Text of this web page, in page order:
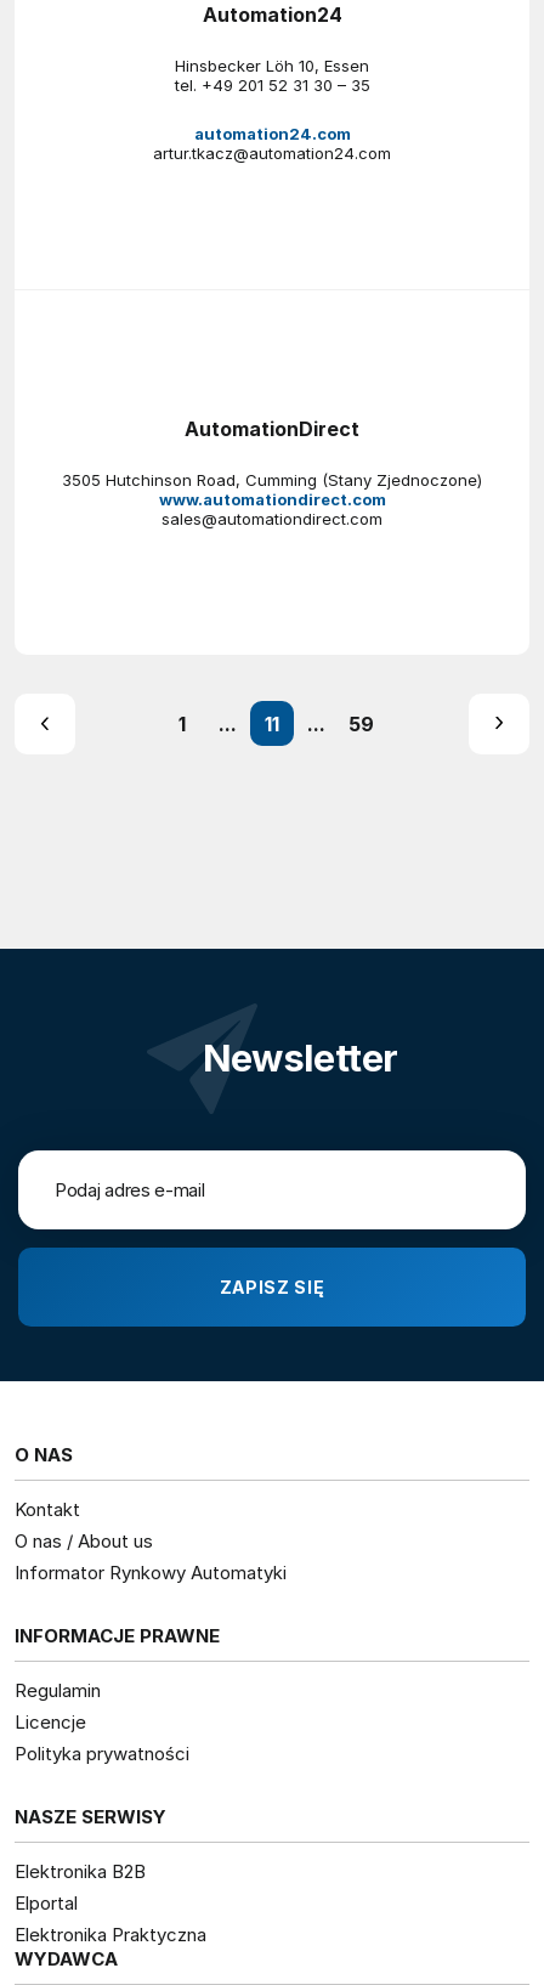
Automation24
Hinsbecker Löh 10, Essen
tel. +49 201 52 31 30 – 35
automation24.com
artur.tkacz@automation24.com
AutomationDirect
3505 Hutchinson Road, Cumming (Stany Zjednoczone)
www.automationdirect.com
sales@automationdirect.com
1 ... 11 ... 59
Newsletter
O NAS
Kontakt
O nas / About us
Informator Rynkowy Automatyki
INFORMACJE PRAWNE
Regulamin
Licencje
Polityka prywatności
NASZE SERWISY
Elektronika B2B
Elportal
Elektronika Praktyczna
WYDAWCA